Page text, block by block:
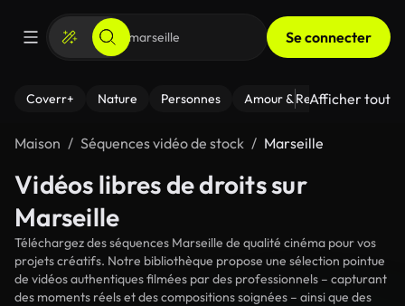
Se connecter
Coverr+ Nature Personnes Amour & Relations Le
Afficher tout
Maison Séquences vidéo de stock Marseille
Vidéos libres de droits sur
Marseille
Téléchargez des séquences Marseille de qualité cinéma pour vos
projets créatifs. Notre bibliothèque propose une sélection pointue
de vidéos authentiques filmées par des professionnels – capturant
des moments réels et des compositions soignées – ainsi que des